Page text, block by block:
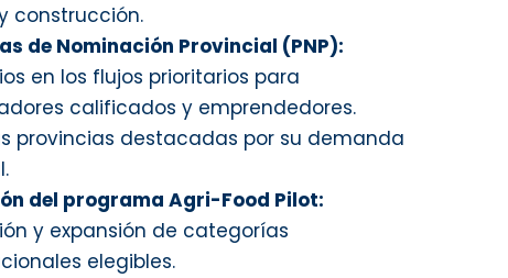
construcción.
de Nominación Provincial (PNP):
en los flujos prioritarios para
calificados y emprendedores.
provincias destacadas por su demanda
del programa Agri-Food Pilot:
y expansión de categorías
elegibles.